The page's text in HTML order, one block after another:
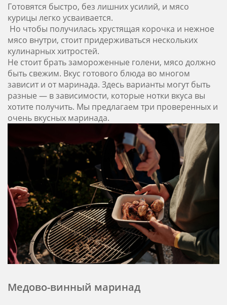
Готовятся быстро, без лишних усилий, и мясо
курицы легко усваивается.
Но чтобы получилась хрустящая корочка и нежное
мясо внутри, стоит придерживаться нескольких
кулинарных хитростей.
Не стоит брать замороженные голени, мясо должно
быть свежим. Вкус готового блюда во многом
зависит и от маринада. Здесь варианты могут быть
разные — в зависимости, которые нотки вкуса вы
хотите получить. Мы предлагаем три проверенных и
очень вкусных маринада.
Медово-винный маринад